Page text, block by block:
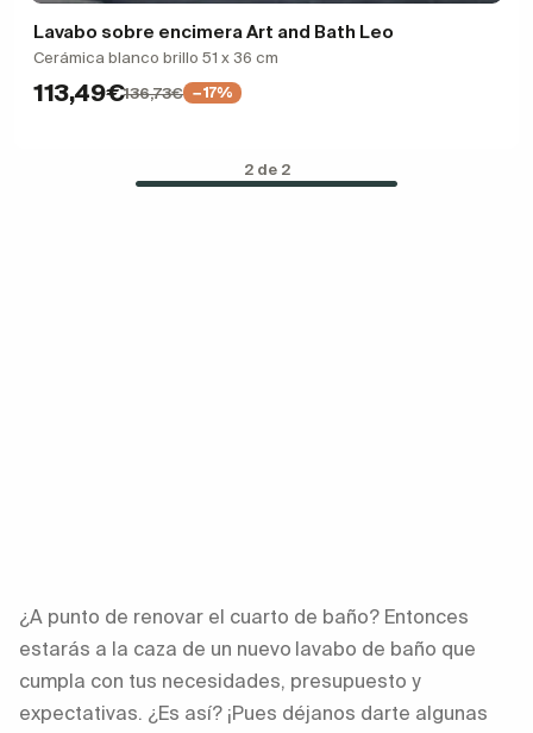
Lavabo sobre encimera Art and Bath Leo
Cerámica blanco brillo 51 x 36 cm
113,49€136,73€ −17%
2 de 2
¿A punto de renovar el cuarto de baño? Entonces
estarás a la caza de un nuevo lavabo de baño que
cumpla con tus necesidades, presupuesto y
expectativas. ¿Es así? ¡Pues déjanos darte algunas